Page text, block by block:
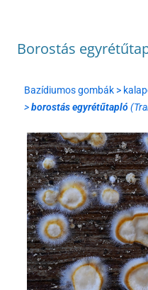
Borostás
Bazídiumos gombák >
>borostás egyrétűtapló